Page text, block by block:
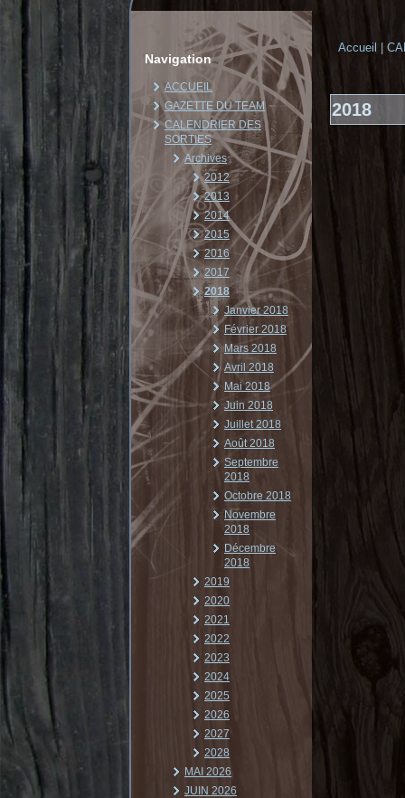
Navigation
ACCUEIL
GAZETTE DU TEAM
CALENDRIER DES
SORTIES
Archives
2012
2013
2014
2015
2016
2017
2018
Janvier 2018
Février 2018
Mars 2018
Avril 2018
Mai 2018
Juin 2018
Juillet 2018
Août 2018
Septembre
2018
Octobre 2018
Novembre
2018
Décembre
2018
2019
2020
2021
2022
2023
2024
2025
2026
2027
2028
MAI 2026
JUIN 2026
Accueil |
2018